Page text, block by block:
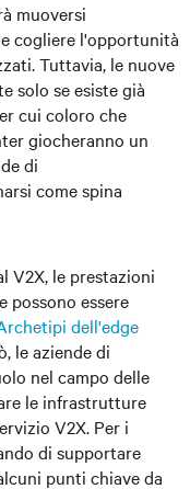
muoversi
cogliere l'opportunità
Tuttavia, le nuove
solo se esiste già
cui coloro che
giocheranno un
di
come spina
V2X, le prestazioni
possono essere
dell'edge
le aziende di
nel campo delle
le infrastrutture
V2X. Per i
di supportare
punti chiave da